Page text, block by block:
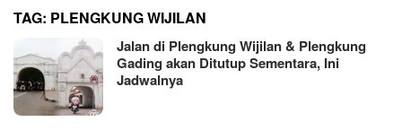
TAG: PLENGKUNG WIJILAN
Jalan di Plengkung Wijilan & Plengkung
Gading akan Ditutup Sementara, Ini
Jadwalnya